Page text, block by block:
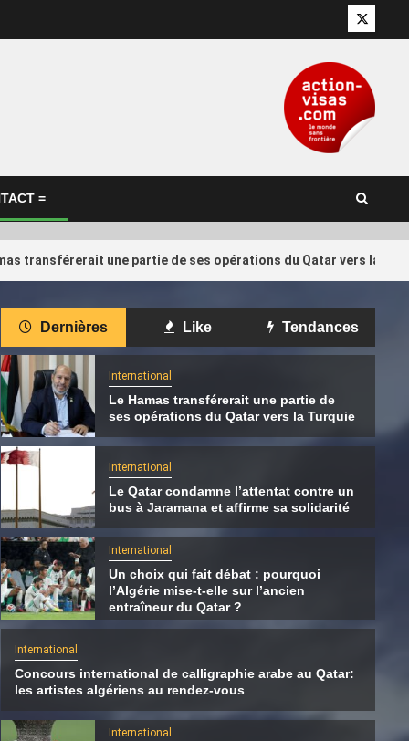
Twitter
=
transférerait une partie de ses opérations du Qatar vers la
: pourquoi
4
International
Concours international de
artistes algériens au rendez-vous
Hamas transférerait une partie de ses
Dernières Like Tendances
International
Le Hamas transférerait une partie de
ses opérations du Qatar vers la Turquie
International
Le Qatar condamne l’attentat contre un
bus à Jaramana et affirme sa solidarité
International
Un choix qui fait débat : pourquoi
l’Algérie mise-t-elle sur l’ancien
entraîneur du Qatar ?
International
Concours international de calligraphie arabe au Qatar:
les artistes algériens au rendez-vous
International